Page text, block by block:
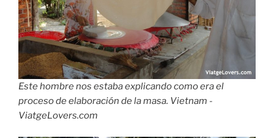
Este hombre nos estaba explicando como era el
proceso de elaboración de la masa. Vietnam -
ViatgeLovers.com